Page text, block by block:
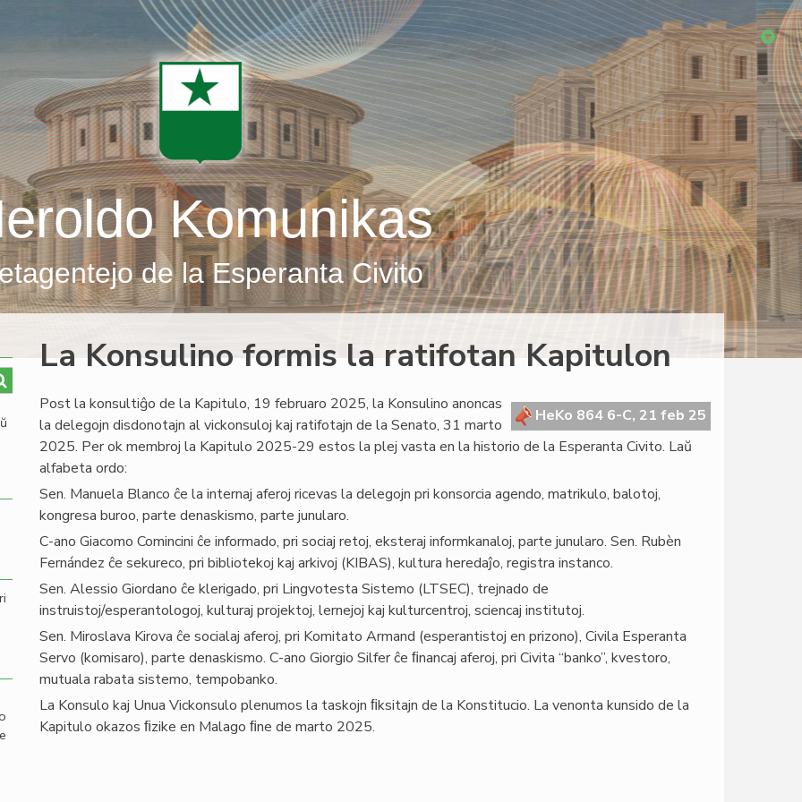
Komunikas
de la Esperanta Civito
La Konsulino formis la ratifotan Kapitulon
HeKo 864 6-C, 21 feb 25
Post la konsultiĝo de la Kapitulo, 19 februaro 2025, la Konsulino anoncas
la delegojn disdonotajn al vickonsuloj kaj ratifotajn de la Senato, 31 marto
2025. Per ok membroj la Kapitulo 2025-29 estos la plej vasta en la historio de la Esperanta Civito. Laŭ
alfabeta ordo:
Sen. Manuela Blanco ĉe la internaj aferoj ricevas la delegojn pri konsorcia agendo, matrikulo, balotoj,
kongresa buroo, parte denaskismo, parte junularo.
C-ano Giacomo Comincini ĉe informado, pri sociaj retoj, eksteraj informkanaloj, parte junularo. Sen. Rubèn
Fernández ĉe sekureco, pri bibliotekoj kaj arkivoj (KIBAS), kultura heredaĵo, registra instanco.
Sen. Alessio Giordano ĉe klerigado, pri Lingvotesta Sistemo (LTSEC), trejnado de
instruistoj/esperantologoj, kulturaj projektoj, lernejoj kaj kulturcentroj, sciencaj institutoj.
Sen. Miroslava Kirova ĉe socialaj aferoj, pri Komitato Armand (esperantistoj en prizono), Civila Esperanta
Servo (komisaro), parte denaskismo. C-ano Giorgio Silfer ĉe ﬁnancaj aferoj, pri Civita “banko”, kvestoro,
mutuala rabata sistemo, tempobanko.
La Konsulo kaj Unua Vickonsulo plenumos la taskojn ﬁksitajn de la Konstitucio. La venonta kunsido de la
Kapitulo okazos ﬁzike en Malago ﬁne de marto 2025.